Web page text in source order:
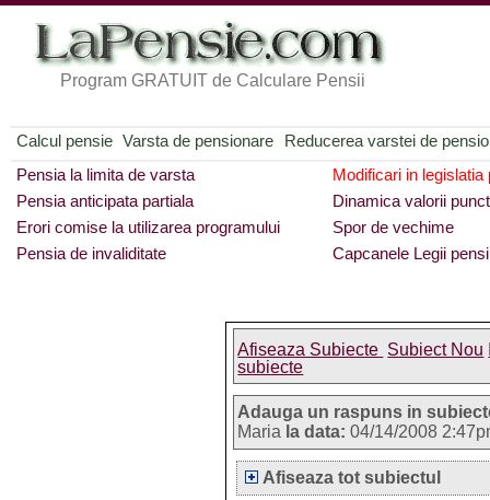
Program GRATUIT de Calculare Pensii
Calcul pensie Varsta de pensionare
Reducerea varstei de
Pensia la limita de varsta
Modificari in legislatia
Pensia anticipata partiala
Dinamica valorii
Erori comise la utilizarea programului
Spor de vechime
Pensia de invaliditate
Capcanele Legii
Afiseaza Subiecte Subiect Nou
subiecte
Adauga un raspuns in
Maria la data: 04/14/2008
Afiseaza tot subiectul